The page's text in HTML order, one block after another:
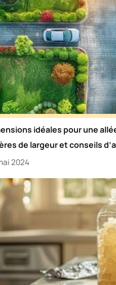
idéales pour une
de largeur et conseils
2024